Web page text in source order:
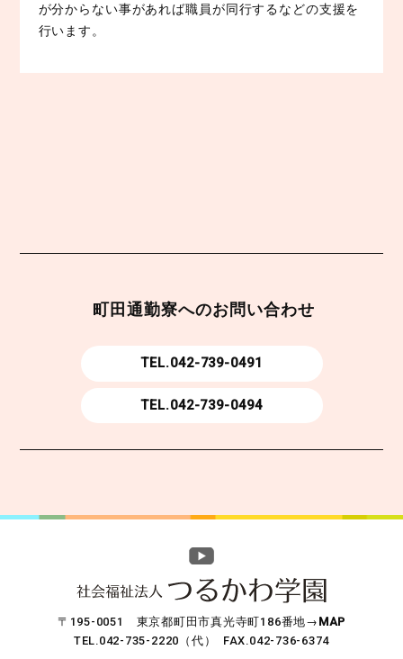
が分からない事があれば職員が同行するなどの支援を
行います。
町田通勤寮へのお問い合わせ
TEL.042-739-0491
TEL.042-739-0494
〒195-0051 東京都町田市真光寺町186番地→ MAP
TEL.042-735-2220（代） FAX.042-736-6374